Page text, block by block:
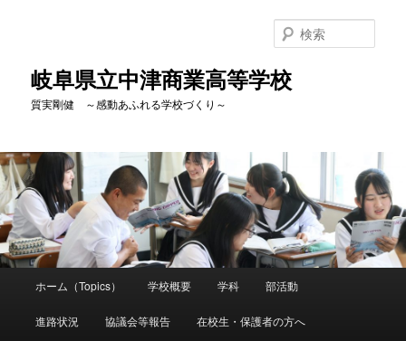
岐阜県立中津商業高等学校
質実剛健 ～感動あふれる学校づくり～
索
メ
イ
ホーム（Topics） 学校概要 学科 部活動
進路状況 協議会等報告 在校生・保護者の方へ